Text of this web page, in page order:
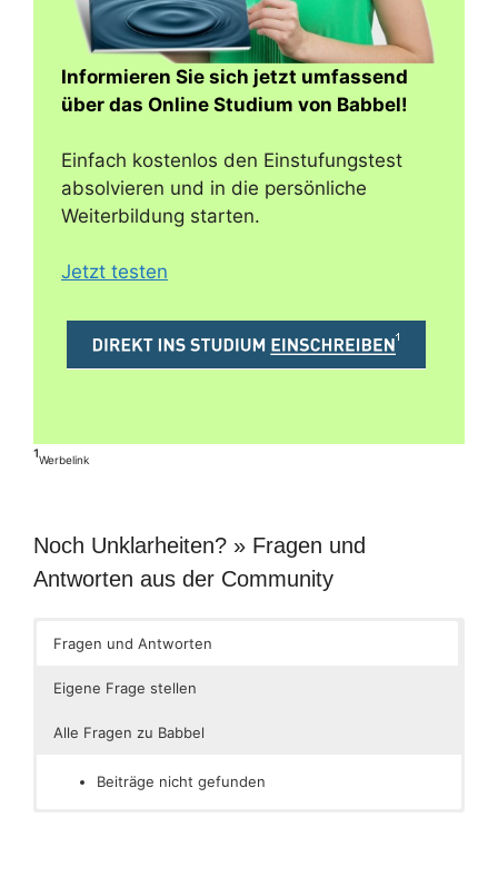
Informieren Sie sich jetzt umfassend
über das Online Studium von Babbel!
Einfach kostenlos den Einstufungstest
absolvieren und in die persönliche
Weiterbildung starten.
Jetzt testen
¹Werbelink
Noch Unklarheiten? » Fragen und
Antworten aus der Community
Fragen und Antworten
Eigene Frage stellen
Alle Fragen zu Babbel
Beiträge nicht gefunden